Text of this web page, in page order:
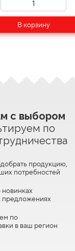
В корзину
с выбором
по
продукцию,
потребностей
предложениях
по
в ваш регион